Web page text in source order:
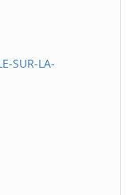
SUR-LA-